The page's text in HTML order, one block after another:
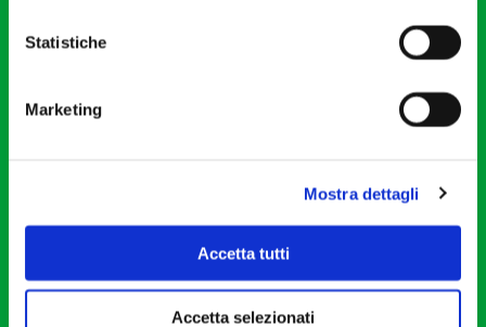
Statistiche
Marketing
Mostra dettagli
Accetta tutti
Accetta selezionati
Cod. Fisc. 80078650159
Orchestra I Pomeriggi Musicali
Direttore Artistico